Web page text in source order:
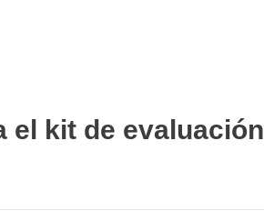
el kit de evaluación